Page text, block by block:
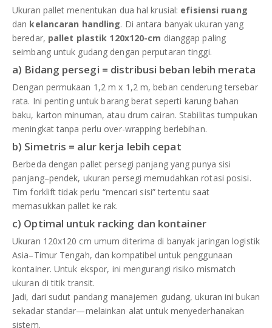
Ukuran pallet menentukan dua hal krusial: efisiensi ruang
dan kelancaran handling. Di antara banyak ukuran yang
beredar, pallet plastik 120x120-cm dianggap paling
seimbang untuk gudang dengan perputaran tinggi.
a) Bidang persegi = distribusi beban lebih merata
Dengan permukaan 1,2 m x 1,2 m, beban cenderung tersebar
rata. Ini penting untuk barang berat seperti karung bahan
baku, karton minuman, atau drum cairan. Stabilitas tumpukan
meningkat tanpa perlu over-wrapping berlebihan.
b) Simetris = alur kerja lebih cepat
Berbeda dengan pallet persegi panjang yang punya sisi
panjang–pendek, ukuran persegi memudahkan rotasi posisi.
Tim forklift tidak perlu “mencari sisi” tertentu saat
memasukkan pallet ke rak.
c) Optimal untuk racking dan kontainer
Ukuran 120x120 cm umum diterima di banyak jaringan logistik
Asia–Timur Tengah, dan kompatibel untuk penggunaan
kontainer. Untuk ekspor, ini mengurangi risiko mismatch
ukuran di titik transit.
Jadi, dari sudut pandang manajemen gudang, ukuran ini bukan
sekadar standar—melainkan alat untuk menyederhanakan
sistem.